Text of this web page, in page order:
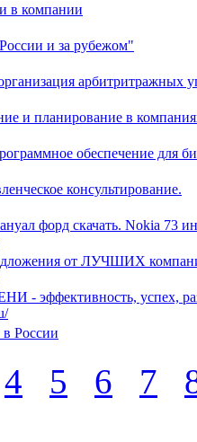
в компании
и за рубежом"
арбитритражных
и планирование в
обеспечение для
консультирование.
форд скачать. Nokia 73
от ЛУЧШИХ
эффективность, успех,
России
4 5 6 7